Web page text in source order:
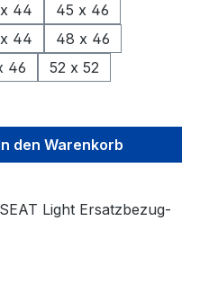
44
45 x 46
44
48 x 46
46
52 x 52
den
den Warenkorb
Light Ersatzbezug-